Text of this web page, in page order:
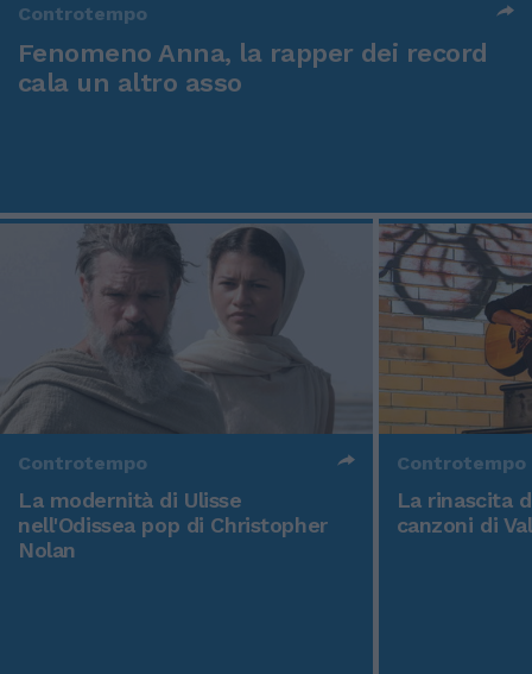
Controtempo
Fenomeno Anna, la rapper dei record
cala un altro asso
Controtempo
La modernità di Ulisse
nell'Odissea pop di Christopher
Nolan
Controtempo
La rinascita
canzoni di